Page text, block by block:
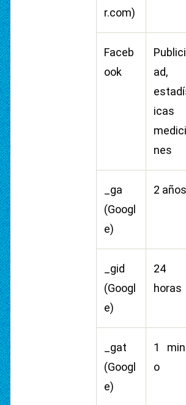
r.com)
Faceb
ook
ad,
icas
nes
_ga
(Googl
e)
2 años
_gid
(Googl
e)
24
horas
_gat
(Googl
e)
1
o